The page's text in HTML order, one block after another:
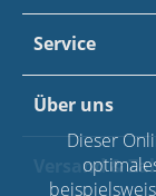
Dieser
Service
Über uns
Versand &